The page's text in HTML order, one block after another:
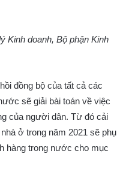
Kinh doanh, Bộ phận Kinh
đồng bộ của tất cả các
sẽ giải bài toán về việc
của người dân. Từ đó cải
ở trong năm 2021 sẽ phụ
hàng trong nước cho mục